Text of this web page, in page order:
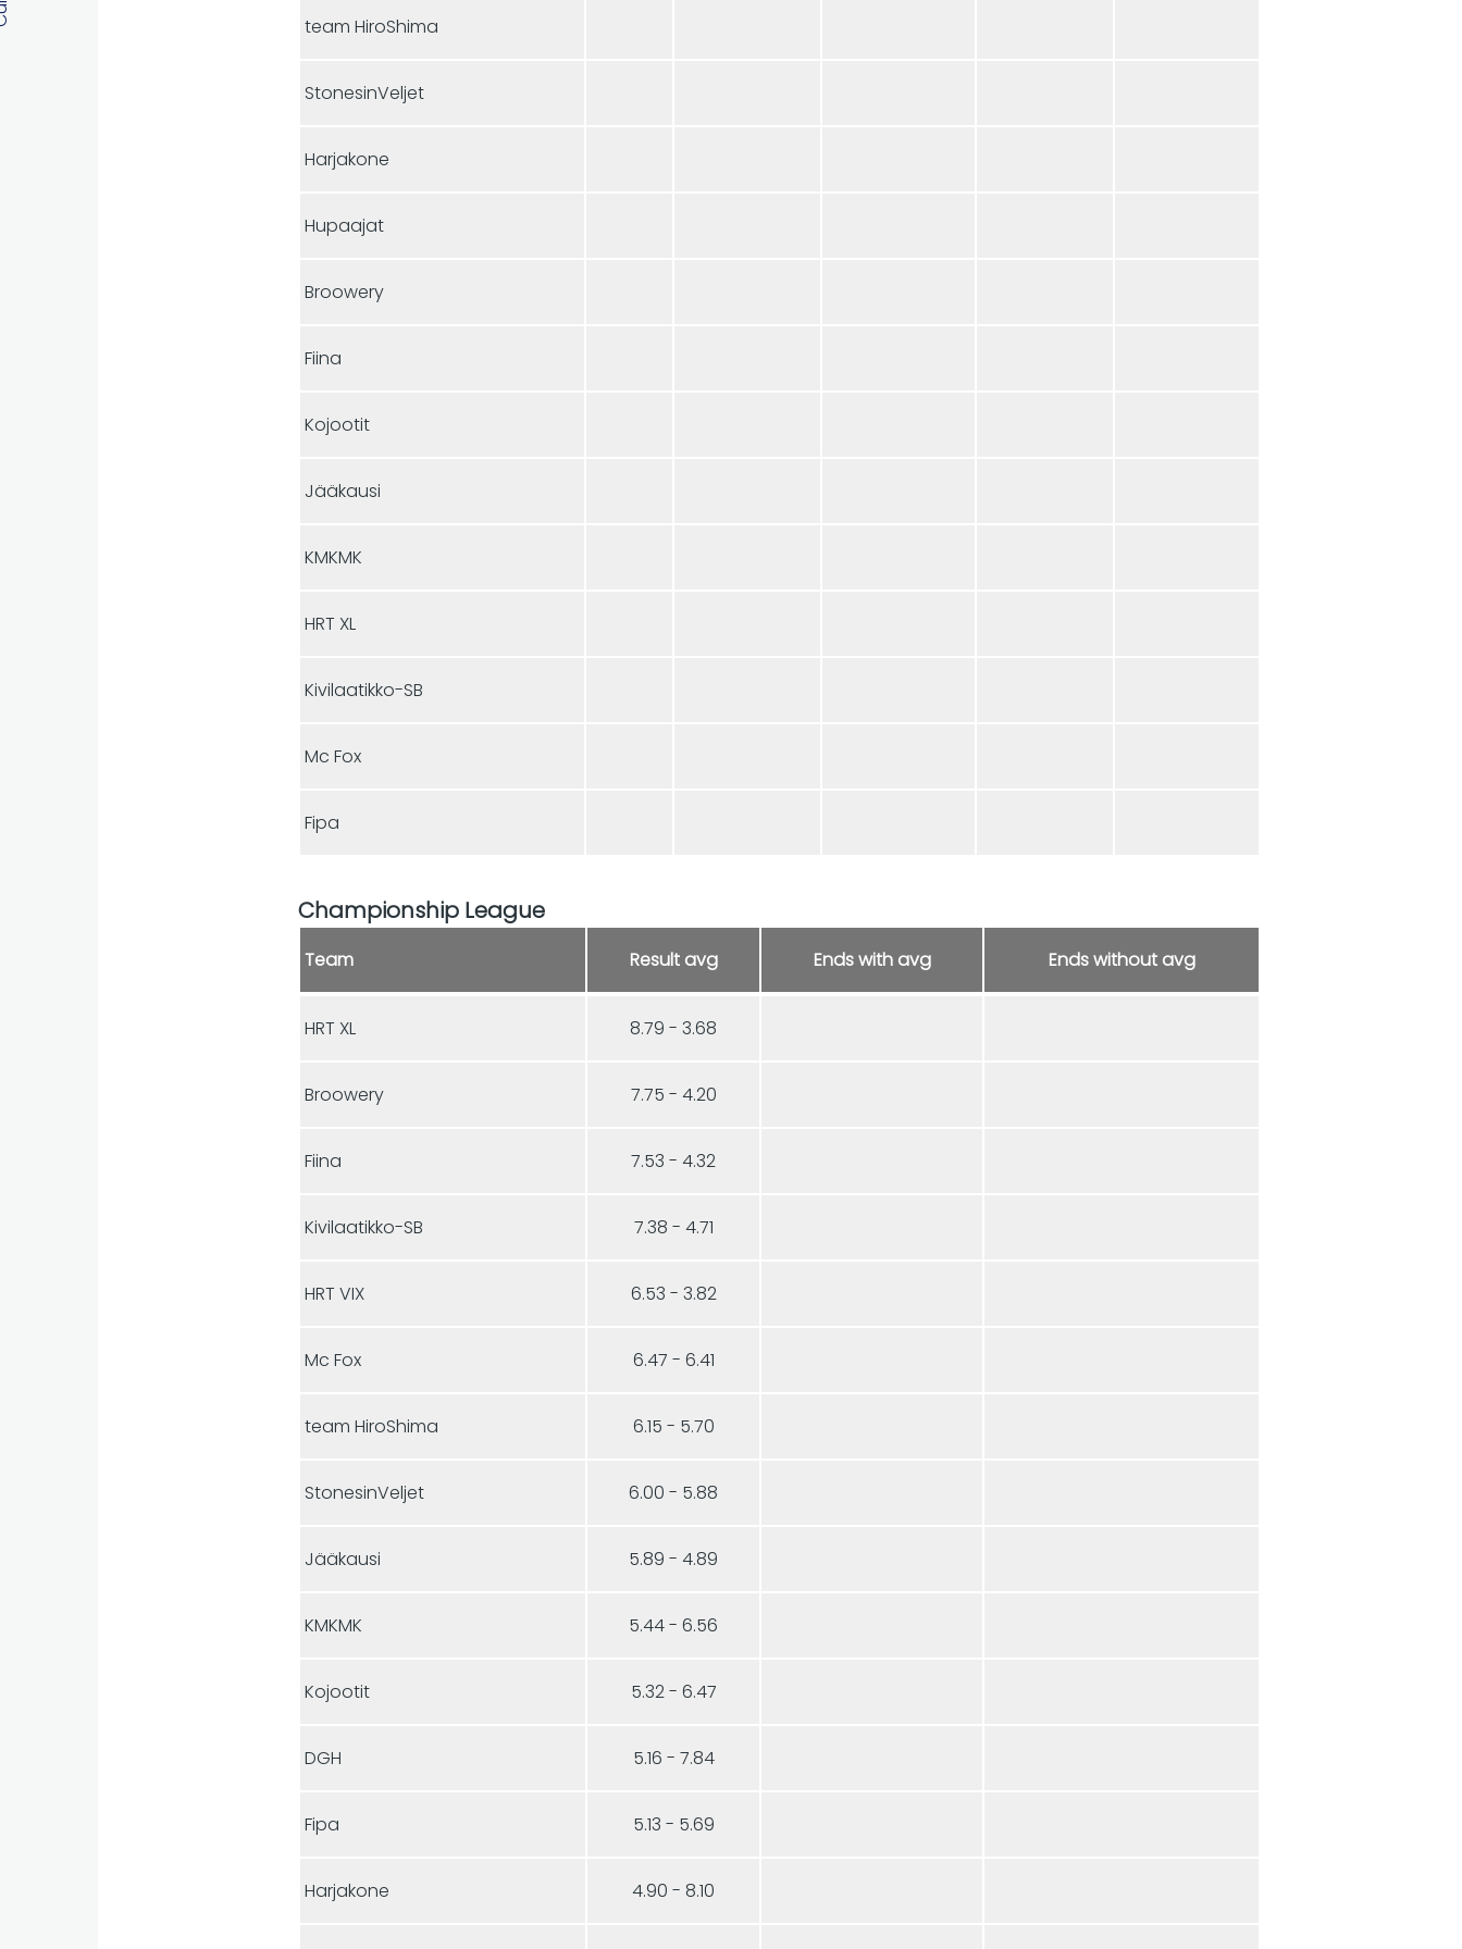
team HiroShima
StonesinVeljet
Harjakone
Hupaajat
Broowery
Fiina
Kojootit
Jääkausi
KMKMK
HRT XL
Kivilaatikko-SB
Mc Fox
Fipa
Championship League
Team Result avg Ends with avg Ends without avg
HRT XL 8.79 - 3.68
Broowery 7.75 - 4.20
Fiina 7.53 - 4.32
Kivilaatikko-SB 7.38 - 4.71
HRT VIX 6.53 - 3.82
Mc Fox 6.47 - 6.41
team HiroShima 6.15 - 5.70
StonesinVeljet 6.00 - 5.88
Jääkausi 5.89 - 4.89
KMKMK 5.44 - 6.56
Kojootit 5.32 - 6.47
DGH 5.16 - 7.84
Fipa 5.13 - 5.69
Harjakone 4.90 - 8.10